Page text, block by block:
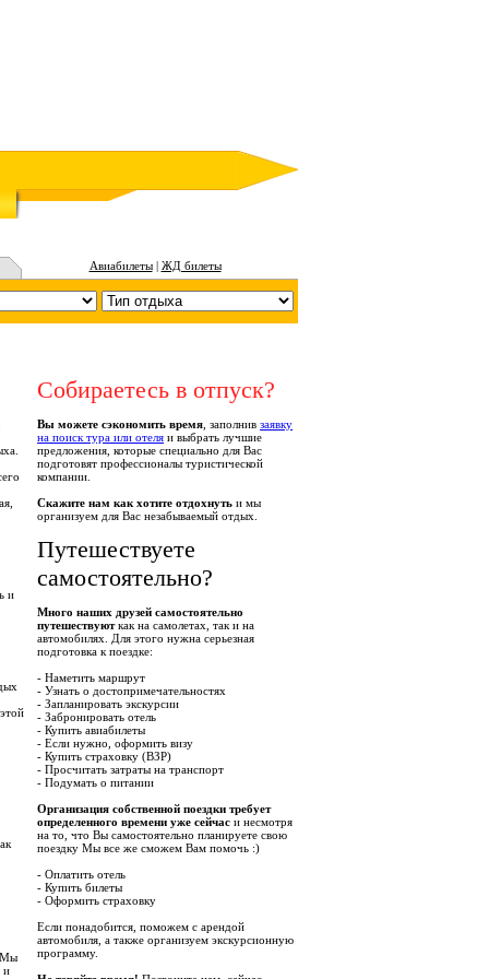
Авиабилеты| ЖД билеты
и
Мы
и
Собираетесь в отпуск?
Вы можете сэкономить время , заполнив заявку
на поиск тура или отеля и выбрать лучшие
предложения, которые специально для Вас
подготовят профессионалы туристической
компании.
Скажите нам как хотите отдохнуть и мы
организуем для Вас незабываемый отдых.
Путешествуете
самостоятельно?
Много наших друзей самостоятельно
путешествуюткак на самолетах, так и на
автомобилях. Для этого нужна серьезная
подготовка к поездке:
- Наметить маршрут
- Узнать о достопримечательностях
- Запланировать экскурсии
- Забронировать отель
- Купить авиабилеты
- Если нужно, оформить визу
- Купить страховку (ВЗР)
- Просчитать затраты на транспорт
- Подумать о питании
Организация собственной поездки требует
определенного времени уже сейчас и несмотря
на то, что Вы самостоятельно планируете свою
поездку Мы все же сможем Вам помочь :)
- Оплатить отель
- Купить билеты
- Оформить страховку
Если понадобится, поможем с арендой
автомобиля, а также организуем экскурсионную
программу.